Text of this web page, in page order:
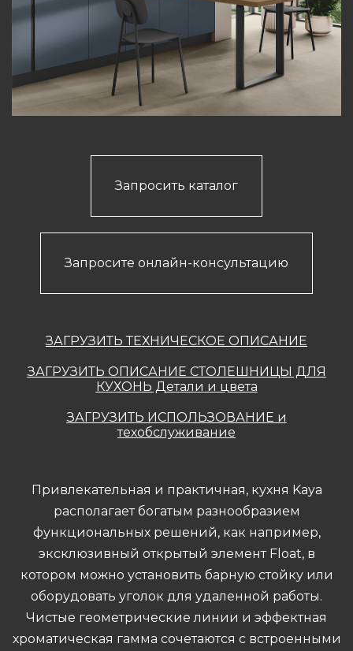
Запросить каталог
Запросите онлайн-консультацию
ЗАГРУЗИТЬ ТЕХНИЧЕСКОЕ ОПИСАНИЕ
ЗАГРУЗИТЬ ОПИСАНИЕ СТОЛЕШНИЦЫ ДЛЯ
КУХОНЬ Детали и цвета
ЗАГРУЗИТЬ ИСПОЛЬЗОВАНИЕ и
техобслуживание
Привлекательная и практичная, кухня Kaya
располагает богатым разнообразием
функциональных решений, как например,
эксклюзивный открытый элемент Float, в
котором можно установить барную стойку или
оборудовать уголок для удаленной работы.
Чистые геометрические линии и эффектная
хроматическая гамма сочетаются с встроенными